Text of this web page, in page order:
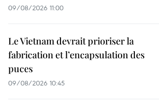
09/08/2026 11:00
Le Vietnam devrait prioriser la
fabrication et l’encapsulation des
puces
09/08/2026 10:45